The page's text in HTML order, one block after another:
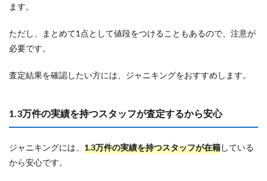
ます。
ただし、まとめて1点として値段をつけることもあるので、注意が
必要です。
査定結果を確認したい方には、ジャニキングをおすすめします。
1.3万件の実績を持つスタッフが査定するから安心
ジャニキングには、 1.3万件の実績を持つスタッフが在籍している
から安心です。